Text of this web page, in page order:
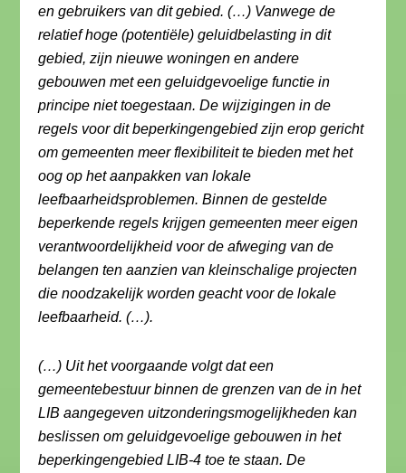
en gebruikers van dit gebied. (…) Vanwege de
relatief hoge (potentiële) geluidbelasting in dit
gebied, zijn nieuwe woningen en andere
gebouwen met een geluidgevoelige functie in
principe niet toegestaan. De wijzigingen in de
regels voor dit beperkingengebied zijn erop gericht
om gemeenten meer flexibiliteit te bieden met het
oog op het aanpakken van lokale
leefbaarheidsproblemen. Binnen de gestelde
beperkende regels krijgen gemeenten meer eigen
verantwoordelijkheid voor de afweging van de
belangen ten aanzien van kleinschalige projecten
die noodzakelijk worden geacht voor de lokale
leefbaarheid. (…).
(…) Uit het voorgaande volgt dat een
gemeentebestuur binnen de grenzen van de in het
LIB aangegeven uitzonderingsmogelijkheden kan
beslissen om geluidgevoelige gebouwen in het
beperkingengebied LIB-4 toe te staan. De